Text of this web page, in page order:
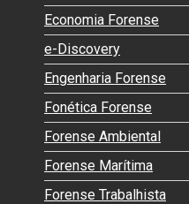
Economia Forense
e-Discovery
Engenharia Forense
Fonética Forense
Forense Ambiental
Forense Marítima
Forense Trabalhista